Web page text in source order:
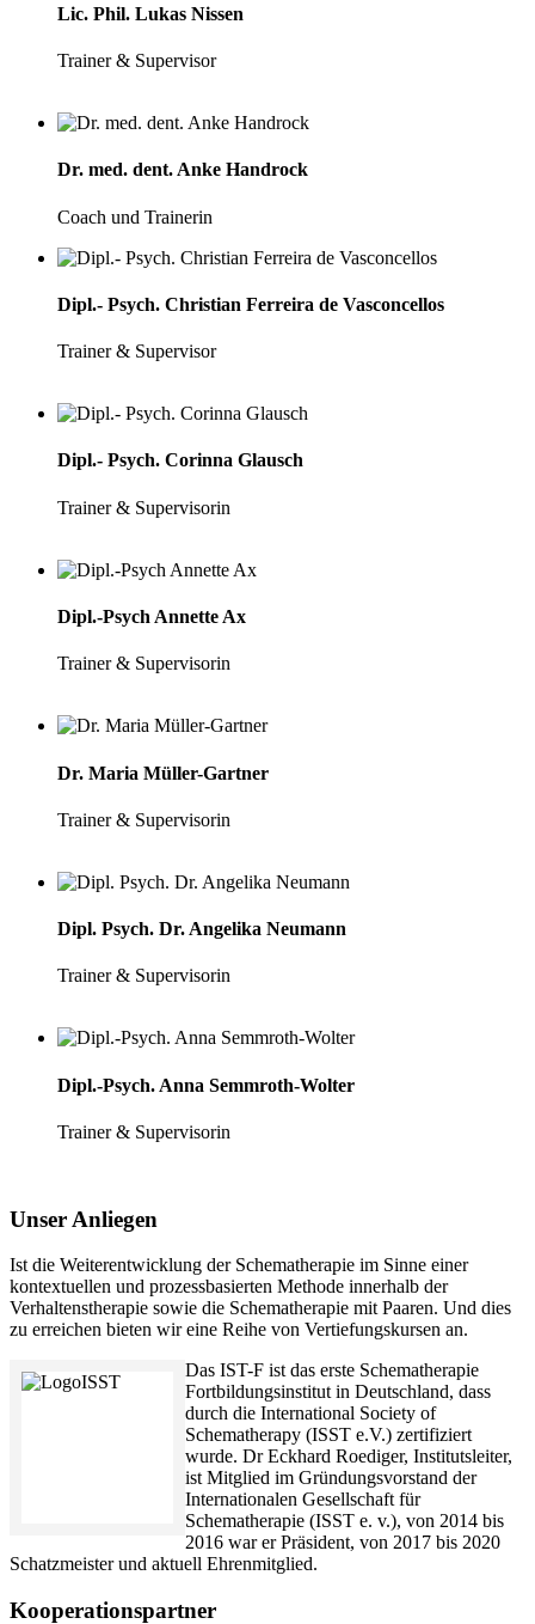
Lic. Phil. Lukas Nissen
Trainer & Supervisor
Dr. med. dent. Anke Handrock
Coach und Trainerin
Dipl.- Psych. Christian Ferreira de Vasconcellos
Trainer & Supervisor
Dipl.- Psych. Corinna Glausch
Trainer & Supervisorin
Dipl.-Psych Annette Ax
Trainer & Supervisorin
Dr. Maria Müller-Gartner
Trainer & Supervisorin
Dipl. Psych. Dr. Angelika Neumann
Trainer & Supervisorin
Dipl.-Psych. Anna Semmroth-Wolter
Trainer & Supervisorin
Unser Anliegen
Ist die Weiterentwicklung der Schematherapie im Sinne einer
kontextuellen und prozessbasierten Methode innerhalb der
Verhaltenstherapie sowie die Schematherapie mit Paaren. Und dies
zu erreichen bieten wir eine Reihe von Vertiefungskursen an.
Das IST-F ist das erste Schematherapie
Fortbildungsinstitut in Deutschland, dass
durch die International Society of
Schematherapy (ISST e.V.) zertifiziert
wurde. Dr Eckhard Roediger, Institutsleiter,
ist Mitglied im Gründungsvorstand der
Internationalen Gesellschaft für
Schematherapie (ISST e. v.), von 2014 bis
2016 war er Präsident, von 2017 bis 2020
Schatzmeister und aktuell Ehrenmitglied.
Kooperationspartner